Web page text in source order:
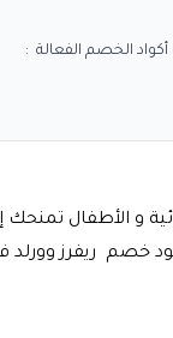
و الأطفال
خصم ريفرز وورلد